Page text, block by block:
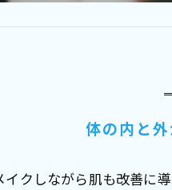
体の内と
クしながら肌も改善に